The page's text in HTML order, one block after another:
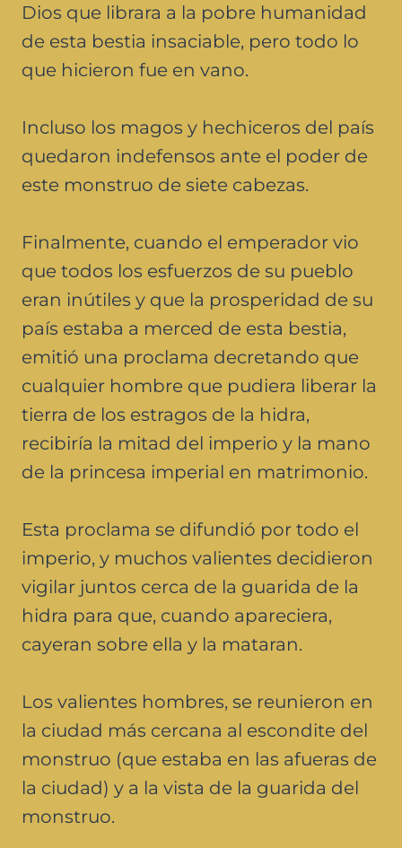
Dios que librara a la pobre humanidad
de esta bestia insaciable, pero todo lo
que hicieron fue en vano.
Incluso los magos y hechiceros del país
quedaron indefensos ante el poder de
este monstruo de siete cabezas.
Finalmente, cuando el emperador vio
que todos los esfuerzos de su pueblo
eran inútiles y que la prosperidad de su
país estaba a merced de esta bestia,
emitió una proclama decretando que
cualquier hombre que pudiera liberar la
tierra de los estragos de la hidra,
recibiría la mitad del imperio y la mano
de la princesa imperial en matrimonio.
Esta proclama se difundió por todo el
imperio, y muchos valientes decidieron
vigilar juntos cerca de la guarida de la
hidra para que, cuando apareciera,
cayeran sobre ella y la mataran.
Los valientes hombres, se reunieron en
la ciudad más cercana al escondite del
monstruo (que estaba en las afueras de
la ciudad) y a la vista de la guarida del
monstruo.